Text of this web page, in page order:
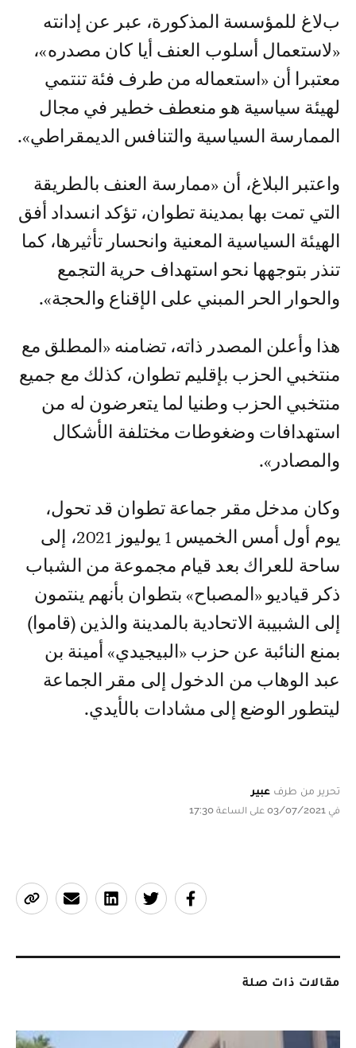
بلاغ للمؤسسة المذكورة، عبر عن إدانته
«لاستعمال أسلوب العنف أيا كان مصدره»،
معتبرا أن «استعماله من طرف فئة تنتمي
لهيئة سياسية هو منعطف خطير في مجال
الممارسة السياسية والتنافس الديمقراطي».
واعتبر البلاغ، أن «ممارسة العنف بالطريقة
التي تمت بها بمدينة تطوان، تؤكد انسداد أفق
الهيئة السياسية المعنية وانحسار تأثيرها، كما
تنذر بتوجهها نحو استهداف حرية التجمع
والحوار الحر المبني على الإقناع والحجة».
هذا وأعلن المصدر ذاته، تضامنه «المطلق مع
منتخبي الحزب بإقليم تطوان، كذلك مع جميع
منتخبي الحزب وطنيا لما يتعرضون له من
استهدافات وضغوطات مختلفة الأشكال
والمصادر».
وكان مدخل مقر جماعة تطوان قد تحول،
يوم أول أمس الخميس 1 يوليوز 2021، إلى
ساحة للعراك بعد قيام مجموعة من الشباب
ذكر قياديو «المصباح» بتطوان بأنهم ينتمون
إلى الشبيبة الاتحادية بالمدينة والذين (قاموا)
بمنع النائبة عن حزب «البيجيدي» أمينة بن
عبد الوهاب من الدخول إلى مقر الجماعة
ليتطور الوضع إلى مشادات بالأيدي.
تحرير من طرف عبير
في 03/07/2021 على الساعة 17:30
مقالات ذات صلة